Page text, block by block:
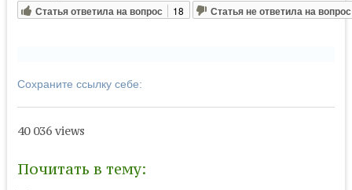
Статья ответила на вопрос 18 Статья не ответила на вопрос
Сохраните ссылку себе:
40 036 views
Почитать в тему: